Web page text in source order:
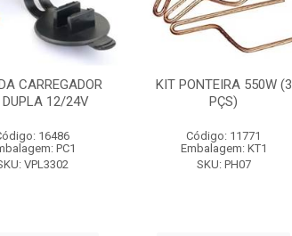
CARREGADOR
DUPLA 12/24V
16486
PC1
VPL3302
KIT PONTEIRA 550W (3
PÇS)
Código: 11771
Embalagem: KT1
SKU: PH07